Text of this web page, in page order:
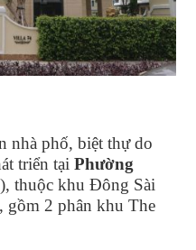
nhà phố, biệt thự do
triển tạiPhường
), thuộc khu Đông Sài
gồm 2 phân khu The